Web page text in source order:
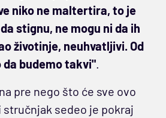
niko ne maltertira, to je
stignu, ne mogu ni da ih
životinje, neuhvatljivi. Od
da budemo takvi".
pre nego što će sve ovo
sedeo je pokraj